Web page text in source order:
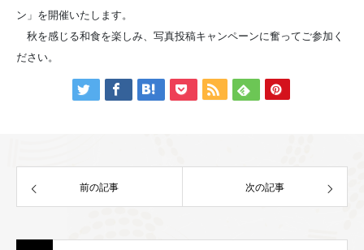
ン」を開催いたします。
秋を感じる和食を楽しみ、写真投稿キャンペーンに奮ってご参加く
ださい。
前の記事 次の記事